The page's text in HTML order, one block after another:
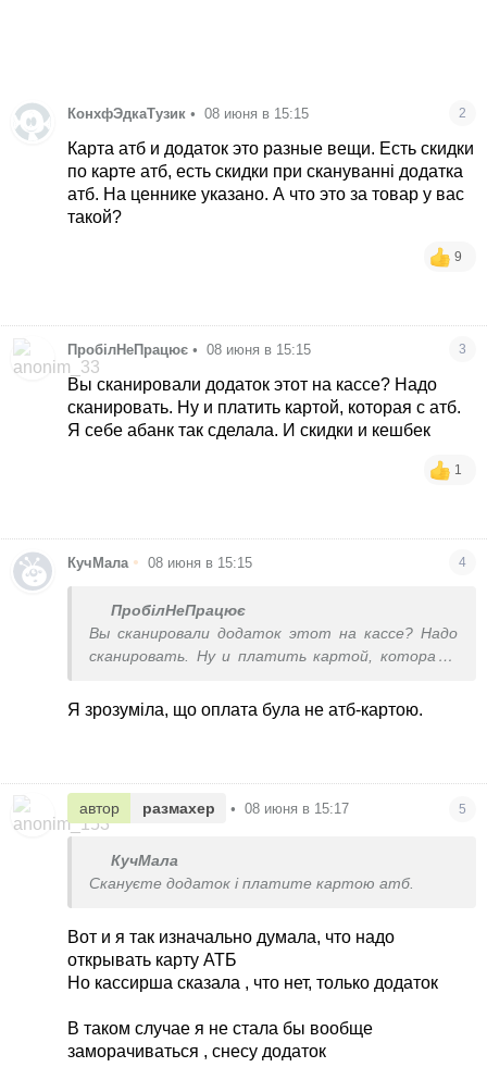
КонхфЭдкаТузик • 08 июня в 15:15 2
Карта атб и додаток это разные вещи. Есть скидки
по карте атб, есть скидки при скануванні додатка
атб. На ценнике указано. А что это за товар у вас
такой?
9
ПробілНеПрацює • 08 июня в 15:15 3
Вы сканировали додаток этот на кассе? Надо
сканировать. Ну и платить картой, которая с атб.
Я себе абанк так сделала. И скидки и кешбек
1
КучМала • 08 июня в 15:15 4
ПробілНеПрацює
Вы сканировали додаток этот на кассе? Надо
сканировать. Ну и платить картой, которая с
кешбек
Я зрозуміла, що оплата була не атб-картою.
автор размахер • 08 июня в 15:17 5
КучМала
Скануєте додаток і платите картою атб.
Вот и я так изначально думала, что надо
открывать карту АТБ
Но кассирша сказала , что нет, только додаток
В таком случае я не стала бы вообще
заморачиваться , снесу додаток